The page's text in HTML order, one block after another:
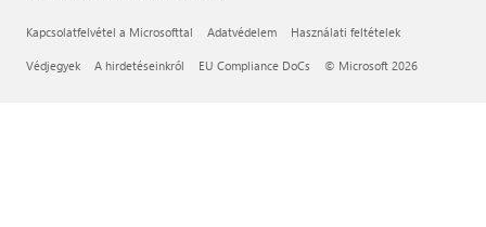
Kapcsolatfelvétel a Microsofttal Adatvédelem Használati feltételek
Védjegyek A hirdetéseinkről EU Compliance DoCs © Microsoft 2026